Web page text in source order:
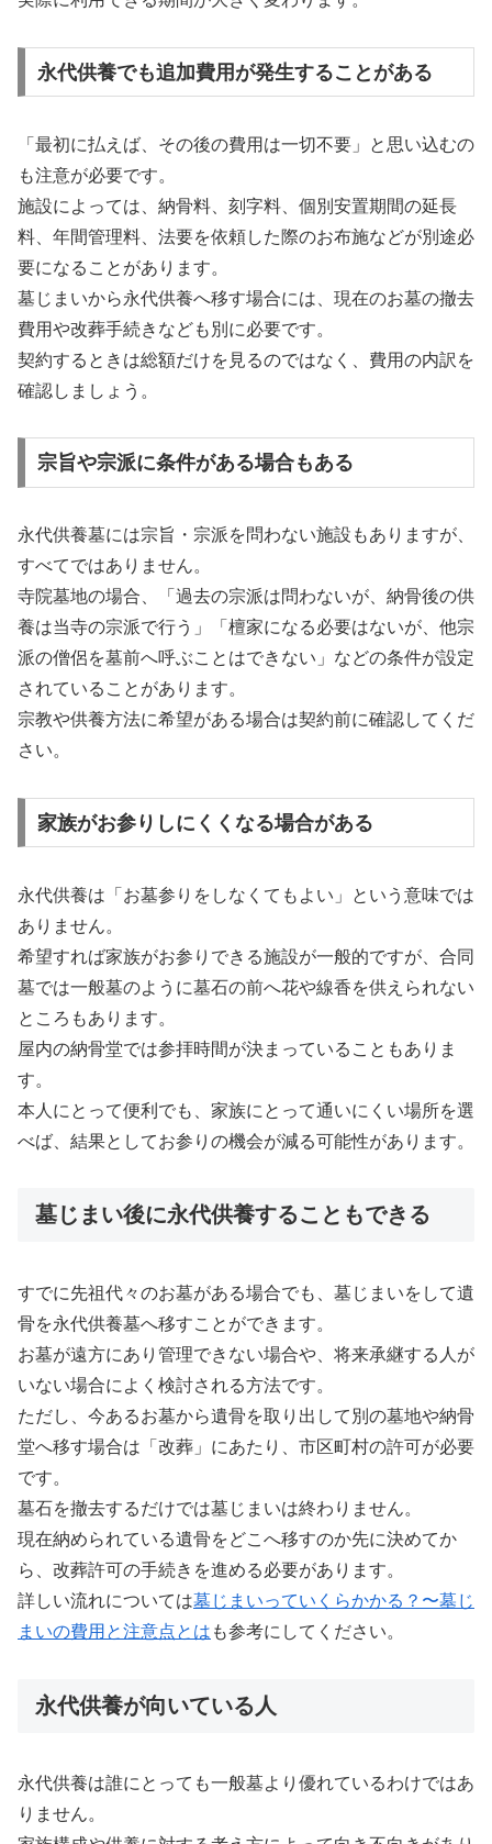
永代供養でも追加費用が発生することがある
「最初に払えば、その後の費用は一切不要」と思い込むの
も注意が必要です。
施設によっては、納骨料、刻字料、個別安置期間の延長
料、年間管理料、法要を依頼した際のお布施などが別途必
要になることがあります。
墓じまいから永代供養へ移す場合には、現在のお墓の撤去
費用や改葬手続きなども別に必要です。
契約するときは総額だけを見るのではなく、費用の内訳を
確認しましょう。
宗旨や宗派に条件がある場合もある
永代供養墓には宗旨・宗派を問わない施設もありますが、
すべてではありません。
寺院墓地の場合、「過去の宗派は問わないが、納骨後の供
養は当寺の宗派で行う」「檀家になる必要はないが、他宗
派の僧侶を墓前へ呼ぶことはできない」などの条件が設定
されていることがあります。
宗教や供養方法に希望がある場合は契約前に確認してくだ
さい。
家族がお参りしにくくなる場合がある
永代供養は「お墓参りをしなくてもよい」という意味では
ありません。
希望すれば家族がお参りできる施設が一般的ですが、合同
墓では一般墓のように墓石の前へ花や線香を供えられない
ところもあります。
屋内の納骨堂では参拝時間が決まっていることもありま
す。
本人にとって便利でも、家族にとって通いにくい場所を選
べば、結果としてお参りの機会が減る可能性があります。
墓じまい後に永代供養することもできる
すでに先祖代々のお墓がある場合でも、墓じまいをして遺
骨を永代供養墓へ移すことができます。
お墓が遠方にあり管理できない場合や、将来承継する人が
いない場合によく検討される方法です。
ただし、今あるお墓から遺骨を取り出して別の墓地や納骨
堂へ移す場合は「改葬」にあたり、市区町村の許可が必要
です。
墓石を撤去するだけでは墓じまいは終わりません。
現在納められている遺骨をどこへ移すのか先に決めてか
ら、改葬許可の手続きを進める必要があります。
詳しい流れについては墓じまいっていくらかかる？〜墓じ
まいの費用と注意点とは も参考にしてください。
永代供養が向いている人
永代供養は誰にとっても一般墓より優れているわけではあ
りません。